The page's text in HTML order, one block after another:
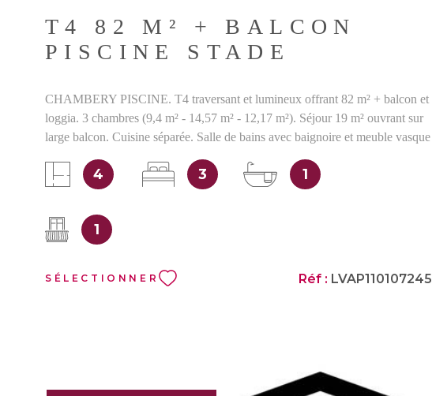
T4 82 M² + BALCON
PISCINE STADE
CHAMBERY PISCINE. T4 traversant et lumineux offrant 82 m² + balcon et
loggia. 3 chambres (9,4 m² - 14,57 m² - 12,17 m²). Séjour 19 m² ouvrant sur
large balcon. Cuisine séparée. Salle de bains avec baignoire et meuble vasque
vitrage. Grande cave de 7,5 m² au sous-sol. Charges : 233 euros/mois
chauffage Taxe Foncière raisonnable (1117 euros). L'avis de l'agent
immobilier : Le SECTEUR GAMBETTA COMTE VERT offrent toutes les
commodités recherchées : commerces, boulangerie, bus (ligne A et C
stade. La voie verte vous permettra de traverser la ville en vélo sans quitter la
piste cyclable. La distribution de l'appartement est IDEALE pour une famille
4 3 1
1
SÉLECTIONNER Réf : LVAP110107245